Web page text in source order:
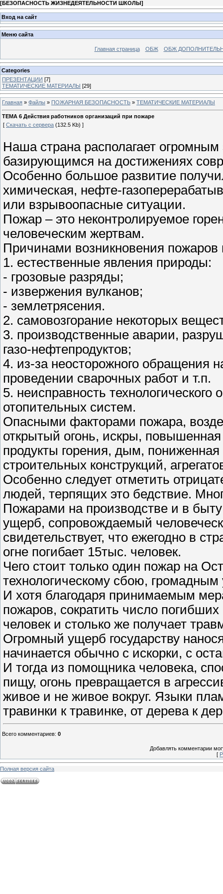
[БЕЗОПАСНОСТЬ ЖИЗНЕДЕЯТЕЛЬНОСТИ ШКОЛЫ]
Вход на сайт
Меню сайта
Главная страница ОБЖ ОБЖ
Categories
ПРЕЗЕНТАЦИИ [7]
ТЕМАТИЧЕСКИЕ МАТЕРИАЛЫ [29]
Главная » Файлы » ПОЖАРНАЯ БЕЗОПАСНОСТЬ » ТЕМАТИЧЕСКИЕ МАТЕРИАЛЫ
ТЕМА 6 Действия работников организаций при пожаре
[ Скачать с сервера (132.5 Kb) ]
Наша страна располагает
базирующимся на достижениях
Особенно большое развитие
химическая, нефте-
или взрывоопасные ситуации.
Пожар – это неконтролируемое
человеческим жертвам.
Причинами возникновения пожаров
1. естественные явления природы:
- грозовые разряды;
- извержения вулканов;
- землетрясения.
2. самовозгорание некоторых
3. производственные аварии,
газо-нефтепродуктов;
4. из-за неосторожного обращения
проведении сварочных работ и т.п.
5. неисправность технологического
отопительных систем.
Опасными факторами пожара,
открытый огонь, искры,
продукты горения, дым,
строительных конструкций,
Особенно следует отметить
людей, терпящих это бедствие.
Пожарами на производстве и в
ущерб, сопровождаемый
свидетельствует, что ежегодно в
огне погибает 15тыс. человек.
Чего стоит только один пожар на
технологическому сбою,
И хотя благодаря принимаемым
пожаров, сократить число
человек и столько же получает
Огромный ущерб государству
начинается обычно с искорки, с
И тогда из помощника человека,
пищу, огонь превращается в
живое и не живое вокруг. Языки
травинки к травинке, от дерева к
Всего комментариев: 0
Добавлять комментарии
[
Полная версия сайта